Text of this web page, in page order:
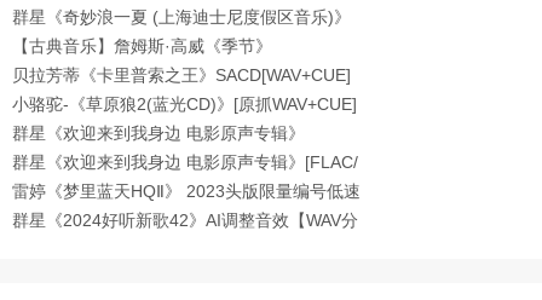
[32
群星《奇妙浪一夏 (上海迪士尼度假区音乐)》
[FL
【古典音乐】詹姆斯·高威《季节》
1993[WAV+CUE]
贝拉芳蒂《卡里普索之王》SACD[WAV+CUE]
小骆驼-《草原狼2(蓝光CD)》[原抓WAV+CUE]
群星《欢迎来到我身边 电影原声专辑》
[320K/MP3
群星《欢迎来到我身边 电影原声专辑》[FLAC/
分轨
雷婷《梦里蓝天HQⅡ》 2023头版限量编号低速
原抓
群星《2024好听新歌42》AI调整音效【WAV分